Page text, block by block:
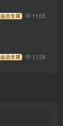
会员专属 1165
会员专属 1128